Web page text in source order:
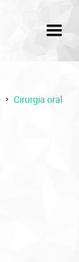
Cirurgia oral